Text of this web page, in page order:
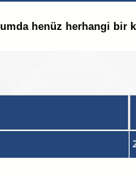
henüz herhangi bir